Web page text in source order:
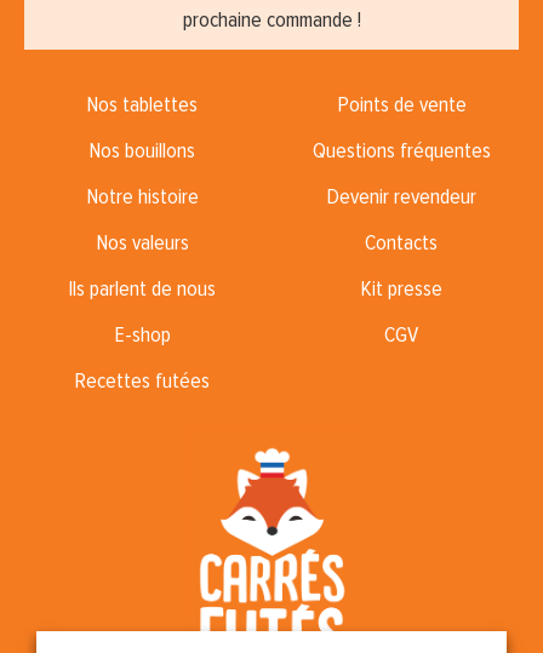
prochaine commande !
Nos tablettes
Nos bouillons
Notre histoire
Nos valeurs
Ils parlent de nous
E-shop
Recettes futées
Points de vente
Questions fréquentes
Devenir revendeur
Contacts
Kit presse
CGV